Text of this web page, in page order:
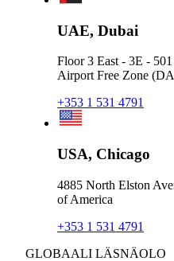
UAE, Dubai
Floor 3 East - 3E -
Airport Free Zone
+353 1 531 4791
USA, Chicago
4885 North Elston
of America
+353 1 531 4791
GLOBAALI LÄSNÄOLO